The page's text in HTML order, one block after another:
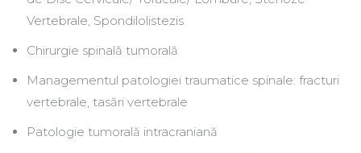
Vertebrale, Spondilolistezis
Chirurgie spinală tumorală
Managementul patologiei traumatice spinale: fracturi
vertebrale, tasări vertebrale
Patologie tumorală intracraniană